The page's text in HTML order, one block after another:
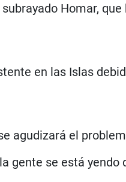
subrayado Homar,
en las Islas
agudizará el
gente se está yendo